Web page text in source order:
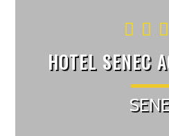
HOTEL SENEC